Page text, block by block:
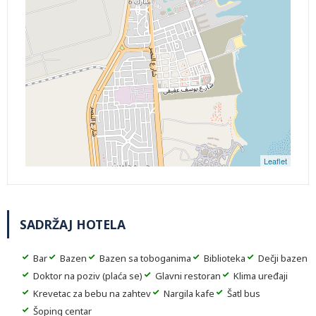
Leaflet
SADRŽAJ HOTELA
Bar Bazen Bazen sa toboganima Biblioteka
Dečji bazen
Doktor na poziv (plaća se)
Glavni restoran
Klima uređaji
Krevetac za bebu na zahtev
Nargila kafe
Šatl bus
Šoping centar